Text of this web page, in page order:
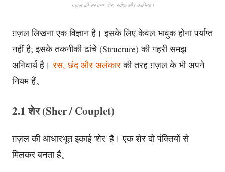
ग़ज़ल की संरचना: शेर, रदीफ़ और काफ़िया।
ग़ज़ल लिखना एक विज्ञान है। इसके लिए केवल भावुक होना पर्याप्त
नहीं है; इसके तकनीकी ढांचे (Structure) की गहरी समझ
अनिवार्य है।रस, छंद और अलंकारकी तरह ग़ज़ल के भी अपने
नियम हैं。
2.1 शेर (Sher / Couplet)
ग़ज़ल की आधारभूत इकाई 'शेर' है। एक शेर दो पंक्तियों से
मिलकर बनता है。